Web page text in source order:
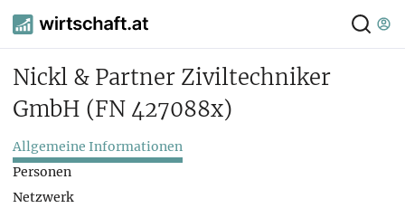
Nickl & Partner Ziviltechniker
GmbH (FN 427088x)
Allgemeine Informationen
Personen
Netzwerk